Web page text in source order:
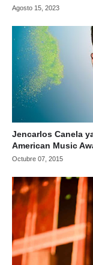
Agosto 15, 2023
Jencarlos Canela
American Music
Octubre 07, 2015